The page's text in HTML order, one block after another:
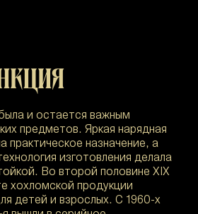
и остается важным
предметов. Яркая нарядная
практическое назначение, а
изготовления делала
Во второй половине XIX
хохломской продукции
детей и взрослых. С 1960-х